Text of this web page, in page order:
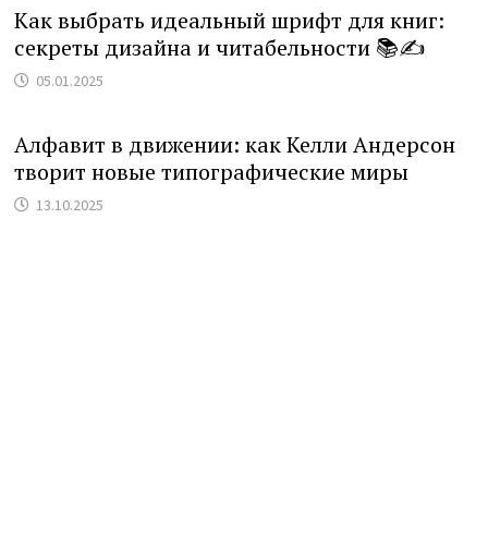
Как выбрать идеальный шрифт для книг:
секреты дизайна и читабельности 📚✍️
05.01.2025
Алфавит в движении: как Келли Андерсон
творит новые типографические миры
13.10.2025